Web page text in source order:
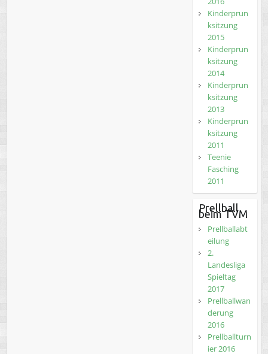
Kinderprun
ksitzung
2015
Kinderprun
ksitzung
2014
Kinderprun
ksitzung
2013
Kinderprun
ksitzung
2011
Teenie
Fasching
2011
Prellball
beim TVM
Prellballabt
eilung
2.
Landesliga
Spieltag
2017
Prellballwan
derung
2016
Prellballturn
ier 2016